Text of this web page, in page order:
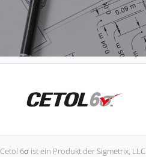
Cetol 6σ ist ein Produkt der Sigmetrix, LLC.